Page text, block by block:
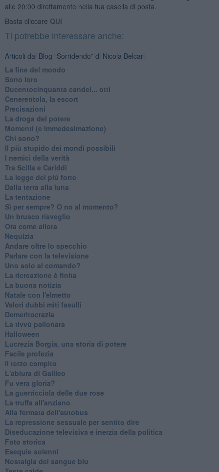
alle 20:00 direttamente nella tua casella di posta.
Basta cliccare QUI
Ti potrebbe interessare anche:
Articoli dal Blog “Sorridendo” di Nicola Belcari
La fine del mondo
Sono loro
Ducentocinquanta candel... otti
Cenerentola, la escort
Precisazioni
La droga del potere
Momenti (e immedesimazione)
Chi sono?
Il più stupido dei mondi possibili
I nemici della verità
Tra Scilla e Cariddi
La legge del più forte
Dalla terra alla luna
La tentazione
​Sì per sempre? O no al momento?
Un brusco risveglio
Ora come allora
Nequizia
Andare oltre lo specchio
Parlare con la televisione
Uno solo al comando?
La ricreazione è finita
La buona notizia
Natale con l'elmetto
Valori dubbi miti fasulli
Demeritocrazia
La tivvù pallonara
Halloween
​Lucrezia Borgia, una storia di potere
Facile profezia
Il terzo compito
L'abiura di Galileo
Fu vera gloria?
La guerricciola delle due rose
La truffa all'anziano
Alla fermata dell'autobus
La repressione sessuale per sentito dire
Diseducazione televisiva e inerzia della politica
Foto storica
Esequie solenni
Nostalgia del sangue blu